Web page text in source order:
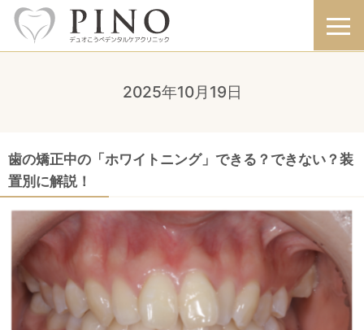
2025年10月19日
歯の矯正中の「ホワイトニング」できる？できない？装
置別に解説！